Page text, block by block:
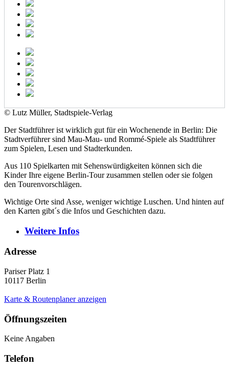
© Lutz Müller, Stadtspiele-Verlag
Der Stadtführer ist wirklich gut für ein Wochenende in Berlin: Die
Stadtverführer sind Mau-Mau- und Rommé-Spiele als Stadtführer
zum Spielen, Lesen und Stadterkunden.
Aus 110 Spielkarten mit Sehenswürdigkeiten können sich die
Kinder Ihre eigene Berlin-Tour zusammen stellen oder sie folgen
den Tourenvorschlägen.
Wichtige Orte sind Asse, weniger wichtige Luschen. Und hinten auf
den Karten gibt´s die Infos und Geschichten dazu.
Weitere Infos
Adresse
Pariser Platz 1
10117 Berlin
Karte & Routenplaner anzeigen
Öffnungszeiten
Keine Angaben
Telefon